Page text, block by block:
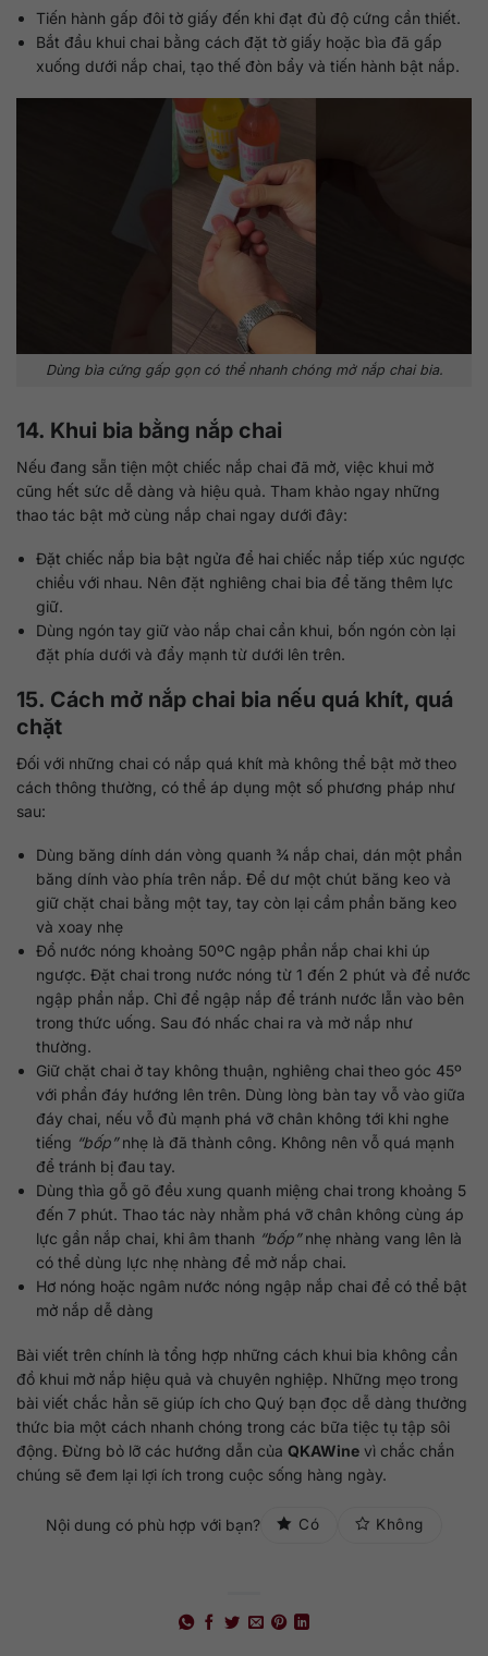
Tiến hành gấp đôi tờ giấy đến khi đạt đủ độ cứng cần thiết.
Bắt đầu khui chai bằng cách đặt tờ giấy hoặc bìa đã gấp
xuống dưới nắp chai, tạo thế đòn bẩy và tiến hành bật nắp.
Dùng bìa cứng gấp gọn có thể nhanh chóng mở nắp chai bia.
14. Khui bia bằng nắp chai
Nếu đang sẵn tiện một chiếc nắp chai đã mở, việc khui mở
cũng hết sức dễ dàng và hiệu quả. Tham khảo ngay những
thao tác bật mở cùng nắp chai ngay dưới đây:
Đặt chiếc nắp bia bật ngửa để hai chiếc nắp tiếp xúc ngược
chiều với nhau. Nên đặt nghiêng chai bia để tăng thêm lực
giữ.
Dùng ngón tay giữ vào nắp chai cần khui, bốn ngón còn lại
đặt phía dưới và đẩy mạnh từ dưới lên trên.
15. Cách mở nắp chai bia nếu quá khít, quá
chặt
Đối với những chai có nắp quá khít mà không thể bật mở theo
cách thông thường, có thể áp dụng một số phương pháp như
sau:
Dùng băng dính dán vòng quanh ¾ nắp chai, dán một phần
băng dính vào phía trên nắp. Để dư một chút băng keo và
giữ chặt chai bằng một tay, tay còn lại cầm phần băng keo
và xoay nhẹ
Đổ nước nóng khoảng 50ºC ngập phần nắp chai khi úp
ngược. Đặt chai trong nước nóng từ 1 đến 2 phút và để nước
ngập phần nắp. Chỉ để ngập nắp để tránh nước lẫn vào bên
trong thức uống. Sau đó nhấc chai ra và mở nắp như
thường.
Giữ chặt chai ở tay không thuận, nghiêng chai theo góc 45º
với phần đáy hướng lên trên. Dùng lòng bàn tay vỗ vào giữa
đáy chai, nếu vỗ đủ mạnh phá vỡ chân không tới khi nghe
tiếng “bốp”nhẹ là đã thành công. Không nên vỗ quá mạnh
để tránh bị đau tay.
Dùng thìa gỗ gõ đều xung quanh miệng chai trong khoảng 5
đến 7 phút. Thao tác này nhằm phá vỡ chân không cùng áp
lực gần nắp chai, khi âm thanh “bốp”nhẹ nhàng vang lên là
có thể dùng lực nhẹ nhàng để mở nắp chai.
Hơ nóng hoặc ngâm nước nóng ngập nắp chai để có thể bật
mở nắp dễ dàng
Bài viết trên chính là tổng hợp những cách khui bia không cần
đồ khui mở nắp hiệu quả và chuyên nghiệp. Những mẹo trong
bài viết chắc hẳn sẽ giúp ích cho Quý bạn đọc dễ dàng thưởng
thức bia một cách nhanh chóng trong các bữa tiệc tụ tập sôi
động. Đừng bỏ lỡ các hướng dẫn của QKAWine vì chắc chắn
chúng sẽ đem lại lợi ích trong cuộc sống hàng ngày.
Nội dung có phù hợp với bạn? Có Không